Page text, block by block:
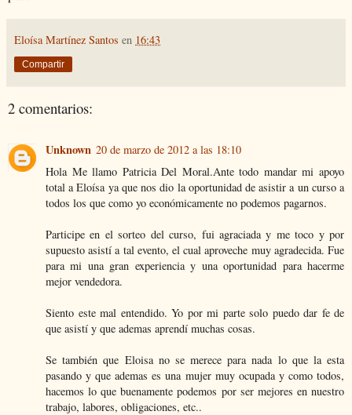
Eloísa Martínez Santos en 16:43
Compartir
2 comentarios:
Unknown 20 de marzo de 2012 a las 18:10
Hola Me llamo Patricia Del Moral.Ante todo mandar mi apoyo
total a Eloísa ya que nos dio la oportunidad de asistir a un curso a
todos los que como yo económicamente no podemos pagarnos.
Participe en el sorteo del curso, fui agraciada y me toco y por
supuesto asistí a tal evento, el cual aproveche muy agradecida. Fue
para mi una gran experiencia y una oportunidad para hacerme
mejor vendedora.
Siento este mal entendido. Yo por mi parte solo puedo dar fe de
que asistí y que ademas aprendí muchas cosas.
Se también que Eloisa no se merece para nada lo que la esta
pasando y que ademas es una mujer muy ocupada y como todos,
hacemos lo que buenamente podemos por ser mejores en nuestro
trabajo, labores, obligaciones, etc..